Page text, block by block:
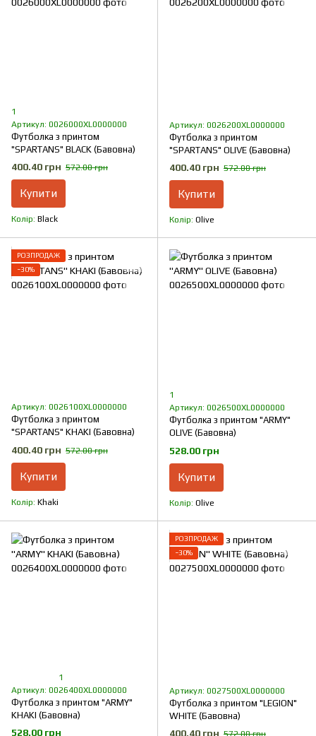
1
Артикул: 0026000XL0000000
Футболка з принтом
"SPARTANS" BLACK (Бавовна)
400.40 грн 572.00 грн
Купити
Колір Black
Артикул: 0026200XL0000000
Футболка з принтом
"SPARTANS" OLIVE (Бавовна)
400.40 грн 572.00 грн
Купити
Колір Olive
РОЗПРОДАЖ
−30%
Артикул: 0026100XL0000000
Футболка з принтом
"SPARTANS" KHAKI (Бавовна)
400.40 грн 572.00 грн
Купити
Колір Khaki
1
Артикул: 0026500XL0000000
Футболка з принтом "ARMY"
OLIVE (Бавовна)
528.00 грн
Купити
Колір Olive
1
Артикул: 0026400XL0000000
Футболка з принтом "ARMY"
KHAKI (Бавовна)
528.00 грн
РОЗПРОДАЖ
−30%
Артикул: 0027500XL0000000
Футболка з принтом "LEGION"
WHITE (Бавовна)
400.40 грн 572.00 грн